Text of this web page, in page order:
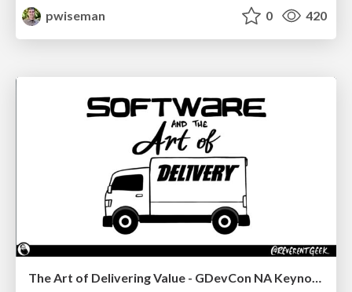
pwiseman
0 420
The Art of Delivering Value - GDevCon NA Keynote